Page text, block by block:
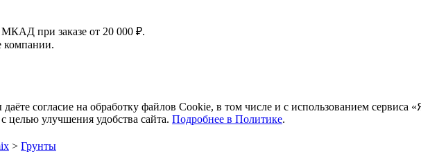
МКАД при заказе от 20 000 ₽.
компании.
согласие на обработку файлов Cookie, в том числе и с использованием
целью улучшения удобства сайта. Подробнее в Политике.
> Грунты